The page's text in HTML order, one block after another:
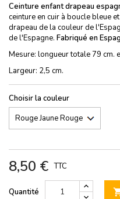
Ceinture enfant drapeau
ceinture en cuir à boucle bleue
drapeau de la couleur de
de l'Espagne. Fabriqué en
Mesure: longueur totale 79 cm.
Largeur: 2,5 cm.
Choisir la couleur
8,50 € TTC
Quantité